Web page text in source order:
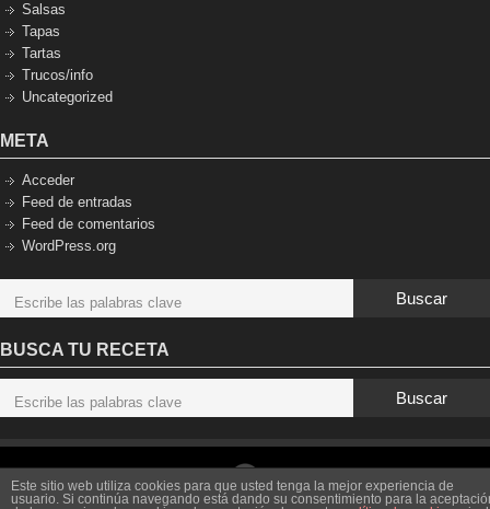
Salsas
Tapas
Tartas
Trucos/info
Uncategorized
META
Acceder
Feed de entradas
Feed de comentarios
WordPress.org
Buscar
BUSCA TU RECETA
Buscar
Este sitio web utiliza cookies para que usted tenga la mejor experiencia de
usuario. Si continúa navegando está dando su consentimiento para la